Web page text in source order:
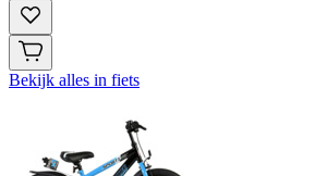
Bekijk alles in fiets